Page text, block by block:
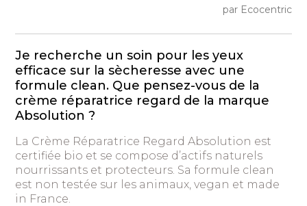
par Ecocentric
Je recherche un soin pour les yeux
efficace sur la sècheresse avec une
formule clean. Que pensez-vous de la
crème réparatrice regard de la marque
Absolution ?
La Crème Réparatrice Regard Absolution est
certifiée bio et se compose d’actifs naturels
nourrissants et protecteurs. Sa formule clean
est non testée sur les animaux, vegan et made
in France.